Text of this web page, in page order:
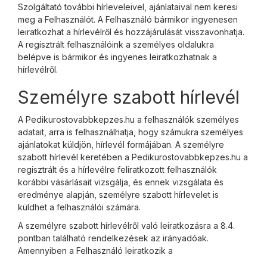
Szolgáltató további hírleveleivel, ajánlataival nem keresi
meg a Felhasználót. A Felhasználó bármikor ingyenesen
leiratkozhat a hírlevélről és hozzájárulását visszavonhatja.
A regisztrált felhasználóink a személyes oldalukra
belépve is bármikor és ingyenes leiratkozhatnak a
hírlevélről.
Személyre szabott hírlevél
A Pedikurostovabbkepzes.hu a felhasználók személyes
adatait, arra is felhasználhatja, hogy számukra személyes
ajánlatokat küldjön, hírlevél formájában. A személyre
szabott hírlevél keretében a Pedikurostovabbkepzes.hu a
regisztrált és a hírlevélre feliratkozott felhasználók
korábbi vásárlásait vizsgálja, és ennek vizsgálata és
eredménye alapján, személyre szabott hírlevelet is
küldhet a felhasználói számára.
A személyre szabott hírlevélről való leiratkozásra a 8.4.
pontban található rendelkezések az irányadóak.
Amennyiben a Felhasználó leiratkozik a